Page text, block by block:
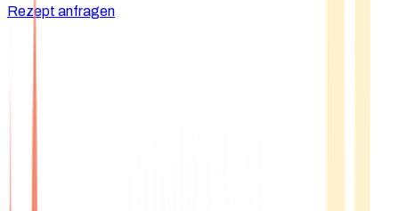
Rezept anfragen